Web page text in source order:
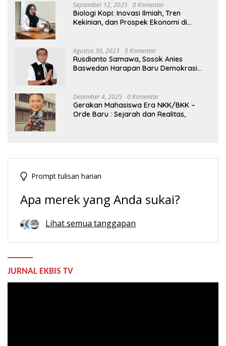
September 12, 2025 0 Komentar
Biologi Kopi: Inovasi Ilmiah, Tren
Kekinian, dan Prospek Ekonomi di
Agustus 30, 2023 0 Komentar
Rusdianto Samawa, Sosok Anies
Baswedan Harapan Baru Demokrasi
Desember 4, 2025 0 Komentar
Gerakan Mahasiswa Era NKK/BKK –
Orde Baru : Sejarah dan Realitas,
Prompt tulisan harian
Apa merek yang Anda sukai?
Lihat semua tanggapan
JURNAL EKBIS TV